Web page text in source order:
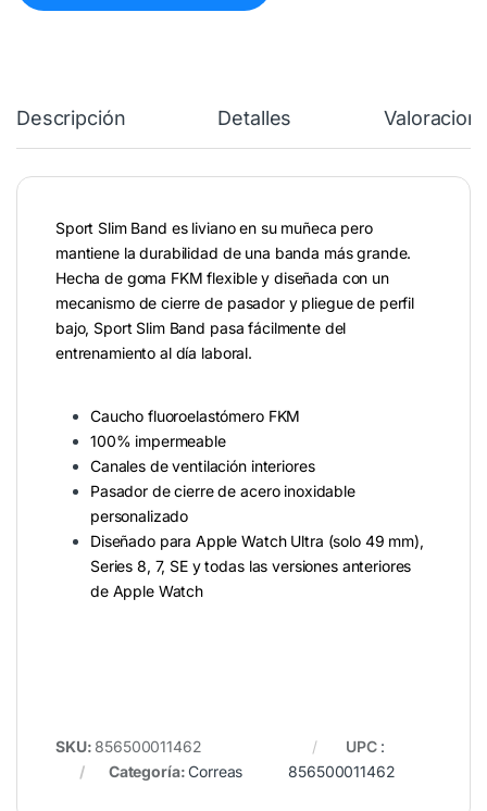
Descripción Detalles
Sport Slim Band es liviano en su muñeca pero
mantiene la durabilidad de una banda más grande.
Hecha de goma FKM flexible y diseñada con un
mecanismo de cierre de pasador y pliegue de perfil
bajo, Sport Slim Band pasa fácilmente del
entrenamiento al día laboral.
Caucho fluoroelastómero FKM
100% impermeable
Canales de ventilación interiores
Pasador de cierre de acero inoxidable
personalizado
Diseñado para Apple Watch Ultra (solo 49 mm),
Series 8, 7, SE y todas las versiones anteriores
de Apple Watch
SKU: 856500011462
Categoría:Correas
UPC :
856500011462